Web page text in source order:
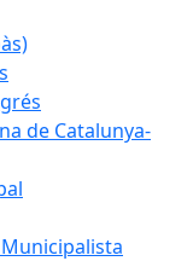
de Catalunya-